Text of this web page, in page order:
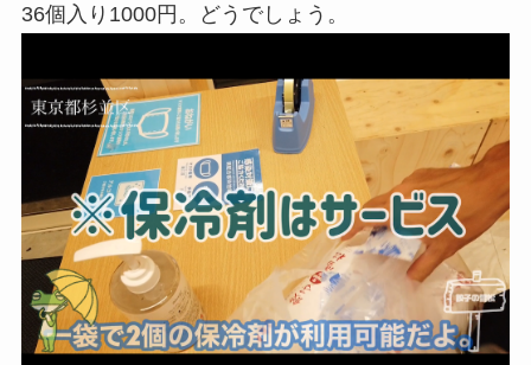
36個入り1000円。どうでしょう。